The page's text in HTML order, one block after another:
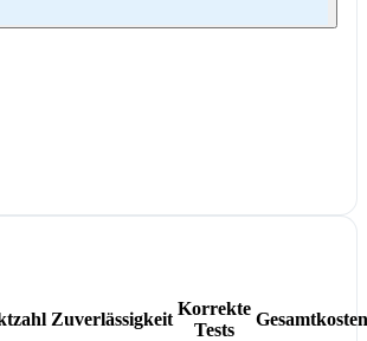
Zuverlässigkeit
Korrekte
Tests
Gesamtkosten